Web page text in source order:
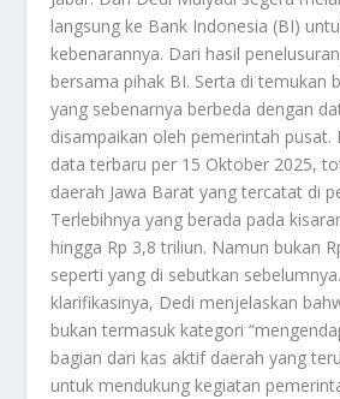
langsung ke Bank Indonesia (BI)
kebenarannya. Dari hasil
bersama pihak BI. Serta di temukan
yang sebenarnya berbeda dengan
disampaikan oleh pemerintah pusat.
data terbaru per 15 Oktober 2025,
daerah Jawa Barat yang tercatat di
Terlebihnya yang berada pada
hingga Rp 3,8 triliun. Namun bukan
seperti yang di sebutkan
klarifikasinya, Dedi menjelaskan
bukan termasuk kategori
bagian dari kas aktif daerah yang
untuk mendukung kegiatan